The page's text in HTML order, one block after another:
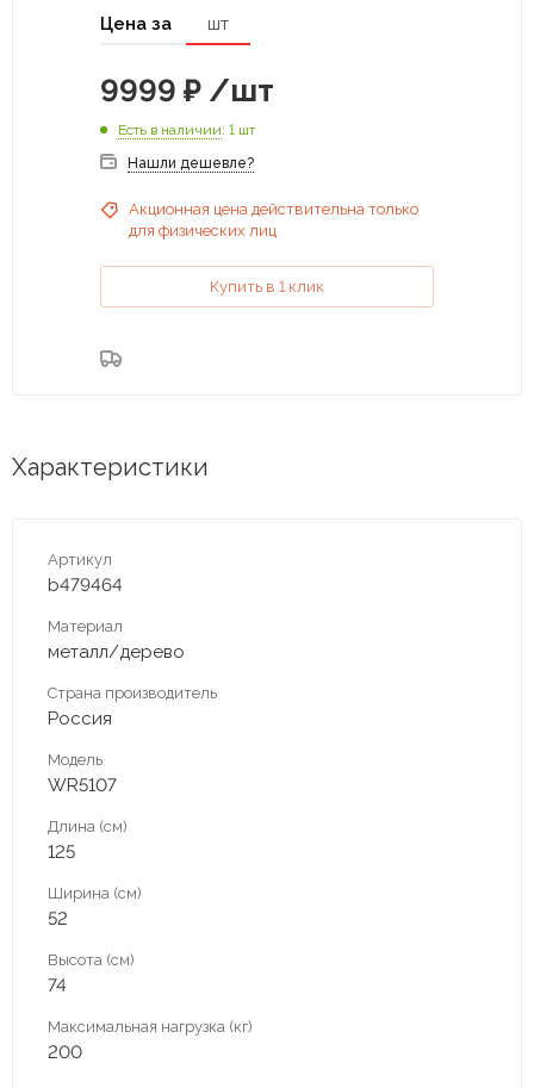
Цена за шт
9999 ₽ /шт
Есть в наличии: 1 шт
Нашли дешевле?
Акционная цена действительна только
для физических лиц
Купить в 1 клик
Характеристики
Артикул
b479464
Материал
металл/дерево
Страна производитель
Россия
Модель
WR5107
Длина (см)
125
Ширина (см)
52
Высота (см)
74
Максимальная нагрузка (кг)
200